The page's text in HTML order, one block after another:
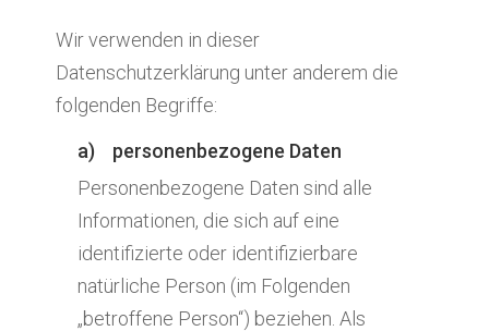
Wir verwenden in dieser
Datenschutzerklärung unter anderem die
folgenden Begriffe:
a) personenbezogene Daten
Personenbezogene Daten sind alle
Informationen, die sich auf eine
identifizierte oder identifizierbare
natürliche Person (im Folgenden
„betroffene Person“) beziehen. Als